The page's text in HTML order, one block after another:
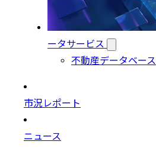
ータサービス
不動産データベース
市況レポート
ニュース